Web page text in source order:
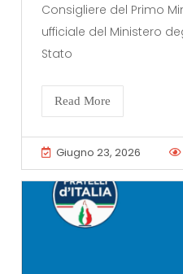
Consigliere del Primo
ufficiale del Ministero
Stato
Read More
Giugno 23, 2026